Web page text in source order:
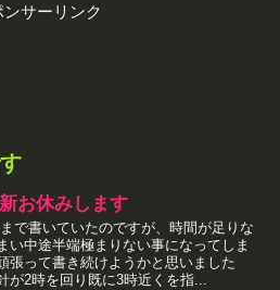
ンサーリンク
お休みします
で書いていたのですが、時間が足りな
い中途半端極まりない事になってしま
張って書き続けようかと思いました
が2時を回り既に3時近くを指...